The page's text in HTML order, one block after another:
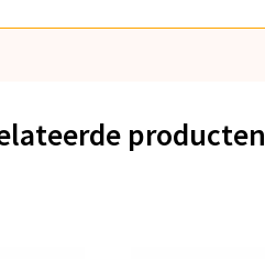
producten